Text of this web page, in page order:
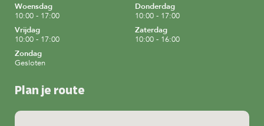
Woensdag
10:00 - 17:00
Donderdag
10:00 - 17:00
Vrijdag
10:00 - 17:00
Zaterdag
10:00 - 16:00
Zondag
Gesloten
Plan je route